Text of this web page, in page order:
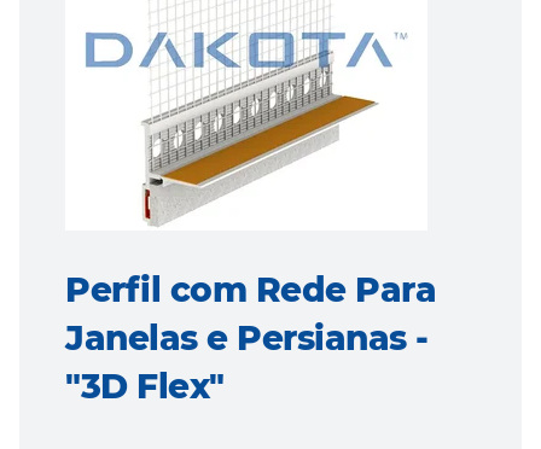
Perfil com Rede Para
Janelas e Persianas -
"3D Flex"